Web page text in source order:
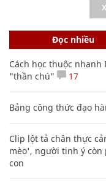
Đọc nhiều
Cách học thuộc
"thần chú"
17
Bảng công thức đạo
Clip lột tả chân thực
mèo', người tinh ý còn
con